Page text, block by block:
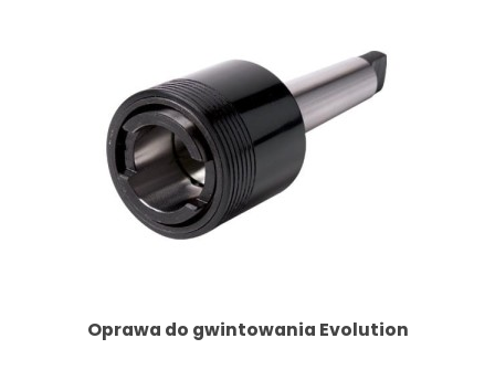
Oprawa do gwintowania Evolution